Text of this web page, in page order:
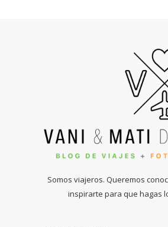
Somos viajeros. Queremos
inspirarte para que hagas